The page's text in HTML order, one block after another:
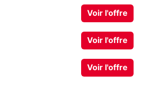
Voir l'offre
Voir l'offre
Voir l'offre